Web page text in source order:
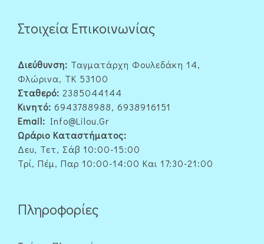
Στοιχεία Επικοινωνίας
Διεύθυνση: Ταγματάρχη Φουλεδάκη 14,
Φλώρινα, ΤΚ 53100
Σταθερό: 2385044144
Κινητό: 6943788988, 6938916151
Email: Info@lilou.gr
Ωράριο Καταστήματος:
Δευ, Τετ, Σάβ 10:00-15:00
Τρί, Πέμ, Παρ 10:00-14:00 Και 17:30-21:00
Πληροφορίες